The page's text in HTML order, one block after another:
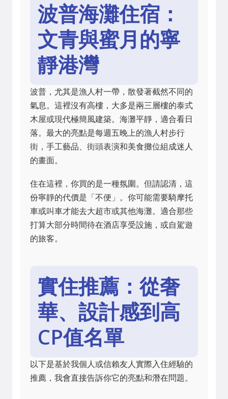
波普海灘住宿：
文青與蜜月的寧
靜港灣
波普，尤其是漁人村一帶，散發著截然不同的
氣息。這裡沒有高樓，大多是兩三層樓的泰式
木屋或現代極簡風建築。海灘平靜，適合看日
落。最大的亮點是每週五晚上的漁人村步行
街，手工藝品、街頭表演和美食攤位組成迷人
的畫面。
住在這裡，你買的是一種氛圍。但請認清，這
份寧靜的代價是「不便」。你可能需要騎摩托
車或叫車才能去大超市或其他海灘。適合那些
打算大部分時間待在酒店享受設施，或自駕遊
的旅客。
實住推薦：從奢
華、設計感到高
CP值名單
以下是基於我個人或信賴友人實際入住經驗的
推薦，我會直接告訴你它的亮點和潛在問題。